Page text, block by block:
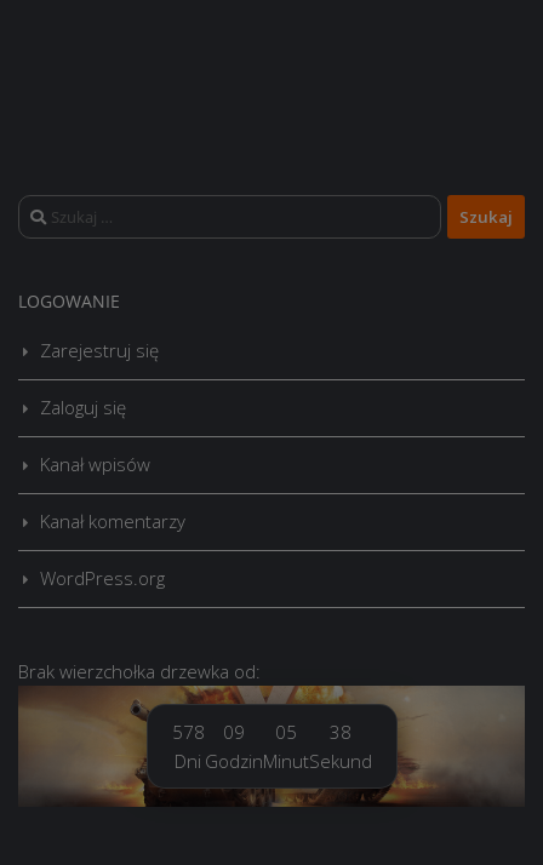
Szukaj:
LOGOWANIE
Zarejestruj się
Zaloguj się
Kanał wpisów
Kanał komentarzy
WordPress.org
Brak wierzchołka drzewka od:
578
Dni
09
Godzin
05
Minut
39
Sekund